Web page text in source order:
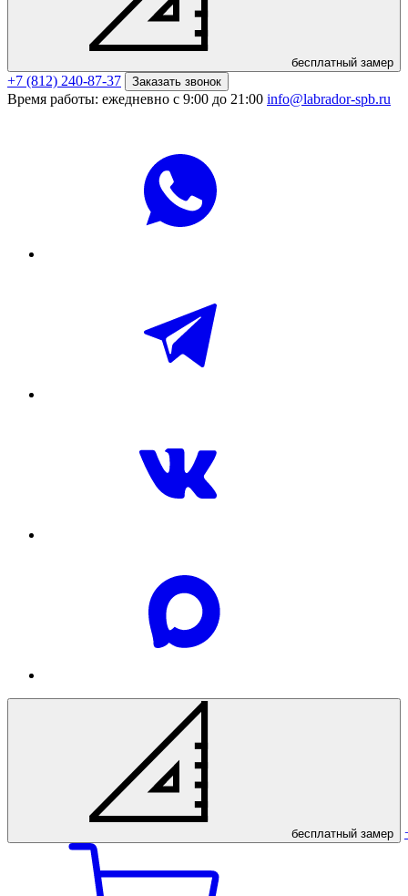
бесплатный замер
+7 (812) 240-87-37 Заказать звонок
Время работы: ежедневно с 9:00 до 21:00 info@labrador-spb.ru
бесплатный замер